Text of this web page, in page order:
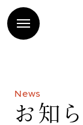
News
お 知 ら